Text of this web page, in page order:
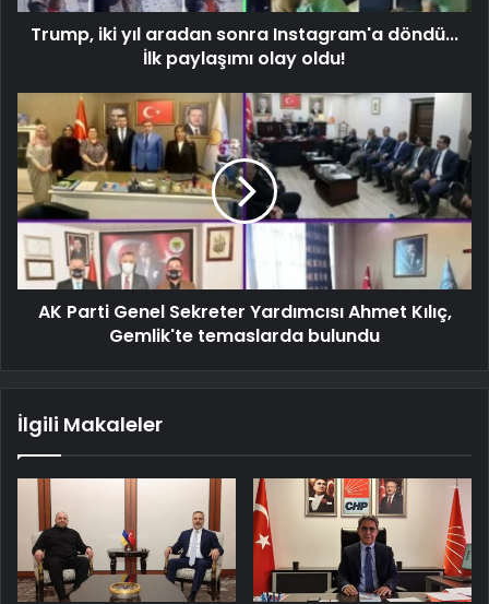
Trump, iki yıl aradan sonra Instagram'a döndü...
İlk paylaşımı olay oldu!
AK Parti Genel Sekreter Yardımcısı Ahmet Kılıç,
Gemlik'te temaslarda bulundu
İlgili Makaleler